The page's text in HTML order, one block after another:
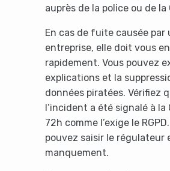
auprès de la police ou de la
En cas de fuite causée par
entreprise, elle doit vous
rapidement. Vous pouvez
explications et la
données piratées. Vérifiez
l’incident a été signalé à la
72h comme l’exige le
pouvez saisir le régulateur
manquement.
It looks like
using an ad-